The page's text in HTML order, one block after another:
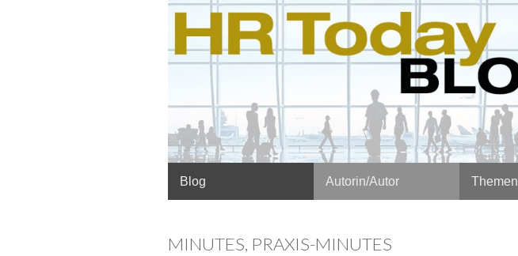
Hauptmenü
Blog Autorin/Autor Themen
MINUTES, PRAXIS-MINUTES